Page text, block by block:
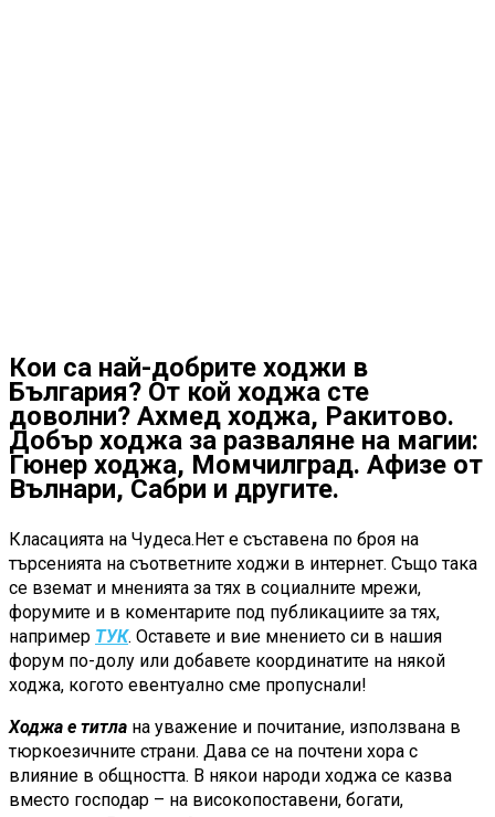
Кои са най-добрите ходжи в
България? От кой ходжа сте
доволни? Ахмед ходжа, Ракитово.
Добър ходжа за разваляне на магии:
Гюнер ходжа, Момчилград. Афизе от
Вълнари, Сабри и другите.
Класацията на Чудеса.Нет е съставена по броя на
търсенията на съответните ходжи в интернет. Също така
се вземат и мненията за тях в социалните мрежи,
форумите и в коментарите под публикациите за тях,
например ТУК. Оставете и вие мнението си в нашия
форум по-долу или добавете координатите на някой
ходжа, когото евентуално сме пропуснали!
Ходжа е титла на уважение и почитание, използвана в
тюркоезичните страни. Дава се на почтени хора с
влияние в общността. В някои народи ходжа се казва
вместо господар – на високопоставени, богати,